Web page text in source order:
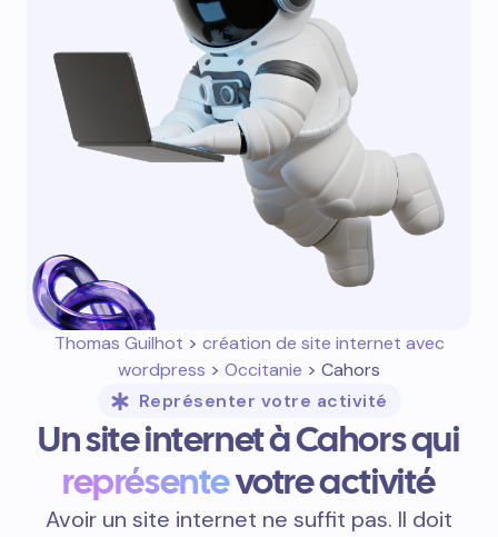
Thomas Guilhot > création de site internet avec
wordpress > Occitanie > Cahors
Représenter votre activité
Un site internet à Cahors qui
représentevotre activité
Avoir un site internet ne suffit pas. Il doit